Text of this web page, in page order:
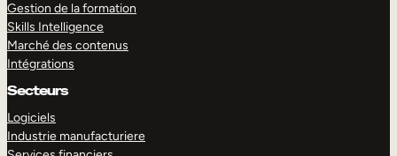
Gestion de la formation
Skills Intelligence
Marché des contenus
Intégrations
Secteurs
Logiciels
Industrie manufacturiere